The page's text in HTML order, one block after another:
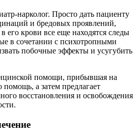
нарколог. Просто дать пациенту
и бредовых проявлений,
его крови все еще находятся следы
в сочетании с психотропными
побочные эффекты и усугубить
помощи, прибывшая на
а затем предлагает
восстановления и освобождения